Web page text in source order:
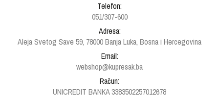
Telefon:
051/307-600
Adresa:
Aleja Svetog Save 59, 78000 Banja Luka, Bosna i Hercegovina
Email:
webshop@kupresak.ba
Račun:
UNICREDIT BANKA 3383502257012678